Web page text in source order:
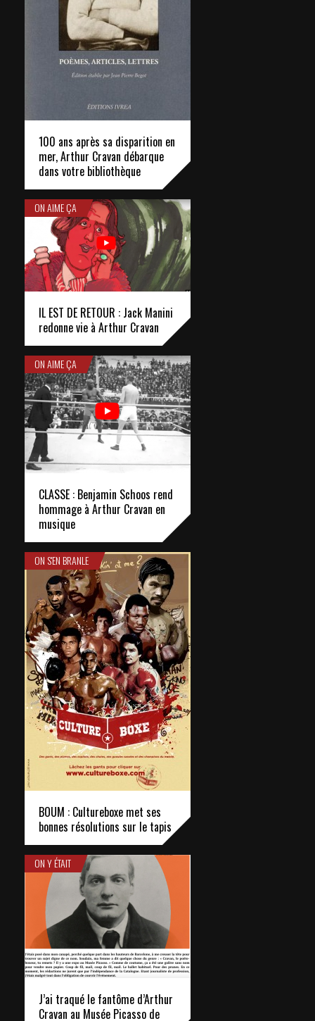
100 ans après sa disparition en
mer, Arthur Cravan débarque
dans votre bibliothèque
ON AIME ÇA
IL EST DE RETOUR : Jack Manini
redonne vie à Arthur Cravan
ON AIME ÇA
CLASSE : Benjamin Schoos rend
hommage à Arthur Cravan en
musique
ON S'EN BRANLE
BOUM : Cultureboxe met ses
bonnes résolutions sur le tapis
ON Y ÉTAIT
J’ai traqué le fantôme d’Arthur
Cravan au Musée Picasso de